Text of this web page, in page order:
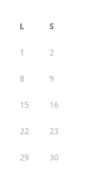
L S
1 2
8 9
15 16
22 23
29 30